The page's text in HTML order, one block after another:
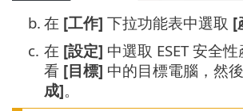
b. 在 [工作] 下拉功能表中選取 [
c. 在 [設定] 中選取 ESET 安全
看 [目標] 中的目標電腦，然
成]。